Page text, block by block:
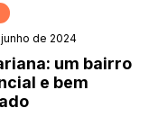
junho de 2024
um bairro
e bem